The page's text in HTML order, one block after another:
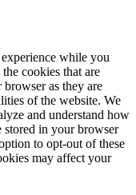
while you
cookies that are
browser as they are
of the website. We
and understand how
stored in your browser
to opt-out of these
may affect your